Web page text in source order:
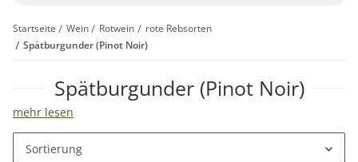
Startseite Wein Rotwein
rote Rebsorten
Spätburgunder (Pinot Noir)
Spätburgunder (Pinot Noir)
mehr lesen
Sortierung